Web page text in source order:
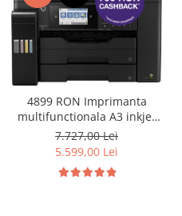
4899 RON Imprimanta
multifunctionala A3 inkjet
Epson L15160 Wi-Fi, ADF,
Duplex, imprimare fata-
verso, scanare fata-verso,
copiere si fax #
7.727,00 Lei
5.599,00 Lei